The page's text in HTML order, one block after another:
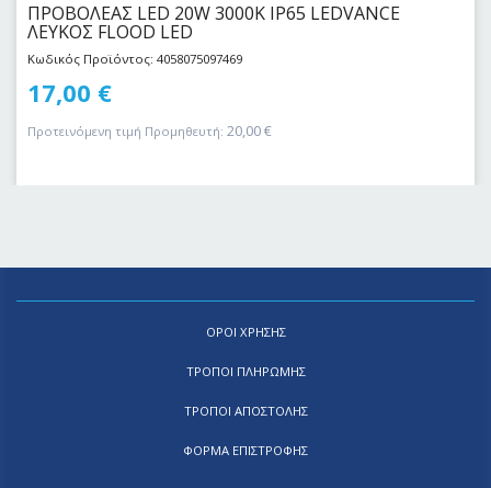
ΠΡΟΒΟΛΕΑΣ LED 20W 3000Κ IP65 LEDVANCE
ΛΕΥΚΟΣ FLOOD LED
Κωδικός Προϊόντος: 4058075097469
17,00 €
Προτεινόμενη τιμή Προμηθευτή: 20,00€
ΟΡΟΙ ΧΡΗΣΗΣ
ΤΡΟΠΟΙ ΠΛΗΡΩΜΗΣ
ΤΡΟΠΟΙ ΑΠΟΣΤΟΛΗΣ
ΦΟΡΜΑ ΕΠΙΣΤΡΟΦΗΣ